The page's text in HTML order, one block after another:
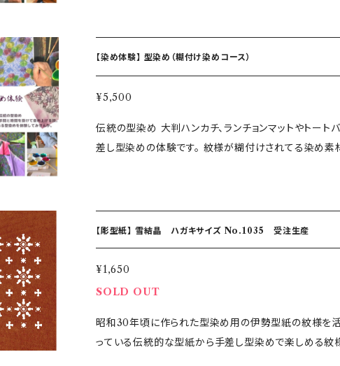
程◆ ①型紙を選び染め素材に直接染めていく (型
差し上げます。ご相談のうえ会場と日時が決まり次第、
（刷り型） Tシャツ（染めたいTシャツをご持参くだ
ます
【染め体験】 型染め（糊付け染めコース）
¥5,500
伝統の型染め 大判ハンカチ、ランチョンマットやトー
差し型染めの体験です。 紋様が糊付けされてる染め素
い落す ④乾燥させて完成 お申込み完了後、工房からご連絡を差し上げます。ご相談のうえ会場と日
時が決まり次第、体験チケットに記入し、発送いたし
す。 人数が数名集まれば出張も可能です。ご相談ください。 型染め（糊付け） 所要時 約2時間強 ※当
日お持ち帰り出来ます
【彫型紙】 雪結晶 ハガキサイズ No.1035 受注生産
¥1,650
SOLD OUT
昭和30年頃に作られた型染め用の伊勢型紙の紋様を
っている伝統的な型紙から手差し型染めで楽しめる紋